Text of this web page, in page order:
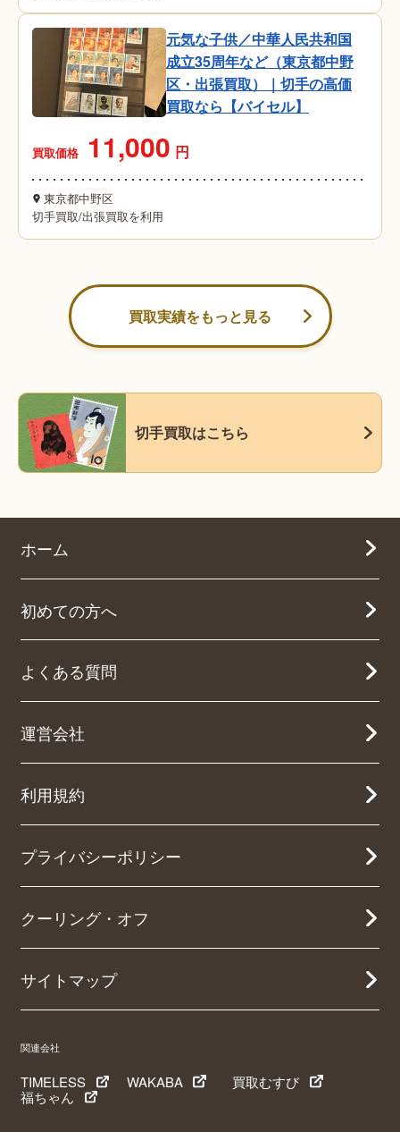
元気な子供／中華人民共和国
成立35周年など（東京都中野
区・出張買取）｜切手の高価
買取なら【バイセル】
買取価格 11,000 円
東京都中野区
切手買取/出張買取を利用
買取実績をもっと見る
切手買取はこちら
ホーム
初めての方へ
よくある質問
運営会社
利用規約
プライバシーポリシー
クーリング・オフ
サイトマップ
関連会社
TIMELESS WAKABA
買取むすび
福ちゃん